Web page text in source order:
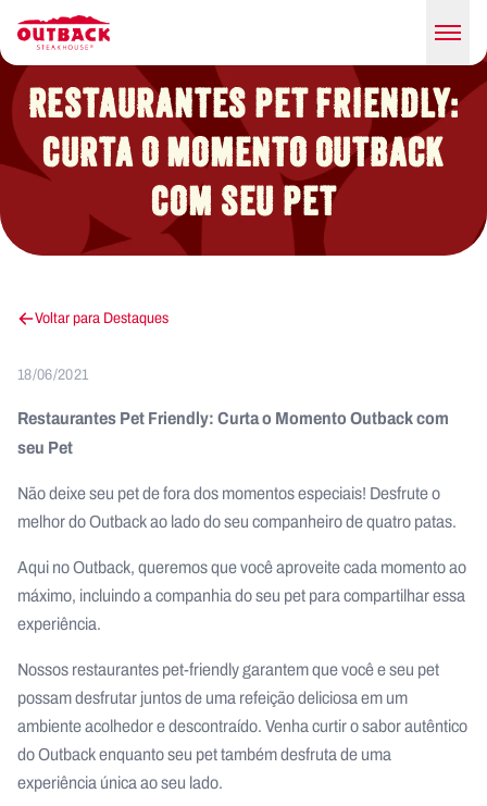
RESTAURANTES PET FRIENDLY:
CURTA O MOMENTO OUTBACK
COM SEU PET
Voltar para Destaques
18/06/2021
Restaurantes Pet Friendly: Curta o Momento Outback com
seu Pet
Não deixe seu pet de fora dos momentos especiais! Desfrute o
melhor do Outback ao lado do seu companheiro de quatro patas.
Aqui no Outback, queremos que você aproveite cada momento ao
máximo, incluindo a companhia do seu pet para compartilhar essa
experiência.
Nossos restaurantes pet-friendly garantem que você e seu pet
possam desfrutar juntos de uma refeição deliciosa em um
ambiente acolhedor e descontraído. Venha curtir o sabor autêntico
do Outback enquanto seu pet também desfruta de uma
experiência única ao seu lado.